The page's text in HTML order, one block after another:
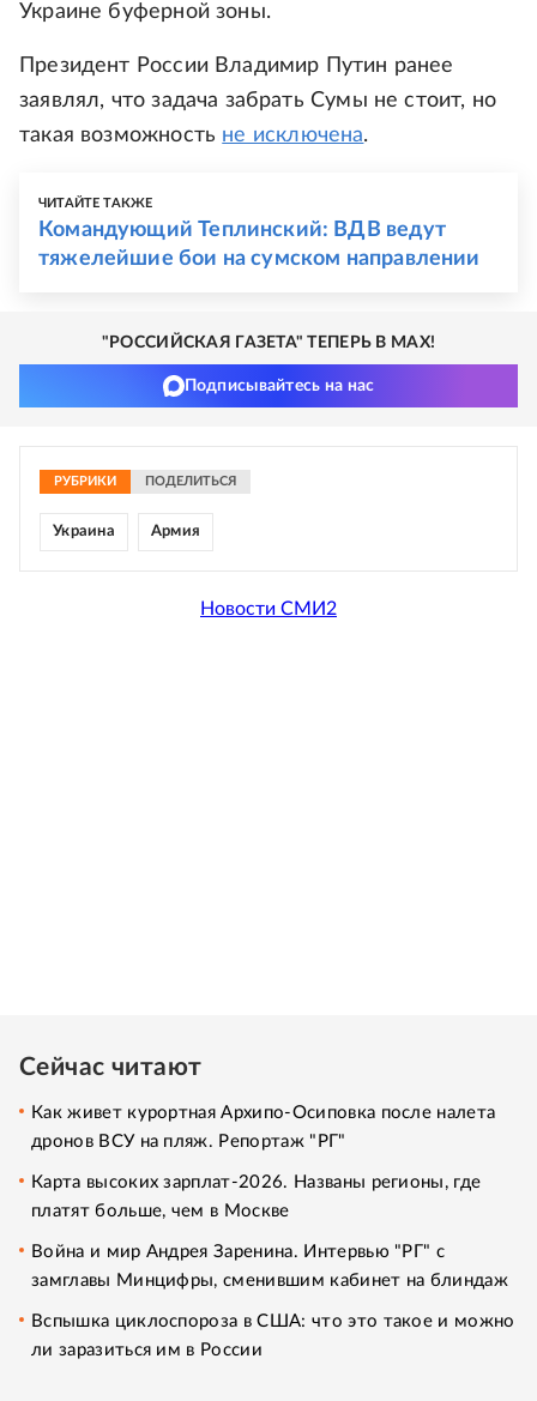
Украине буферной зоны.
Президент России Владимир Путин ранее
заявлял, что задача забрать Сумы не стоит, но
такая возможность не исключена.
ЧИТАЙТЕ ТАКЖЕ
Командующий Теплинский: ВДВ ведут
тяжелейшие бои на сумском направлении
"РОССИЙСКАЯ ГАЗЕТА" ТЕПЕРЬ В MAX!
Подписывайтесь на нас
РУБРИКИ ПОДЕЛИТЬСЯ
Украина Армия
Новости СМИ2
Сейчас читают
Как живет курортная Архипо-Осиповка после налета
дронов ВСУ на пляж. Репортаж "РГ"
Карта высоких зарплат-2026. Названы регионы, где
платят больше, чем в Москве
Война и мир Андрея Заренина. Интервью "РГ" с
замглавы Минцифры, сменившим кабинет на блиндаж
Вспышка циклоспороза в США: что это такое и можно
ли заразиться им в России